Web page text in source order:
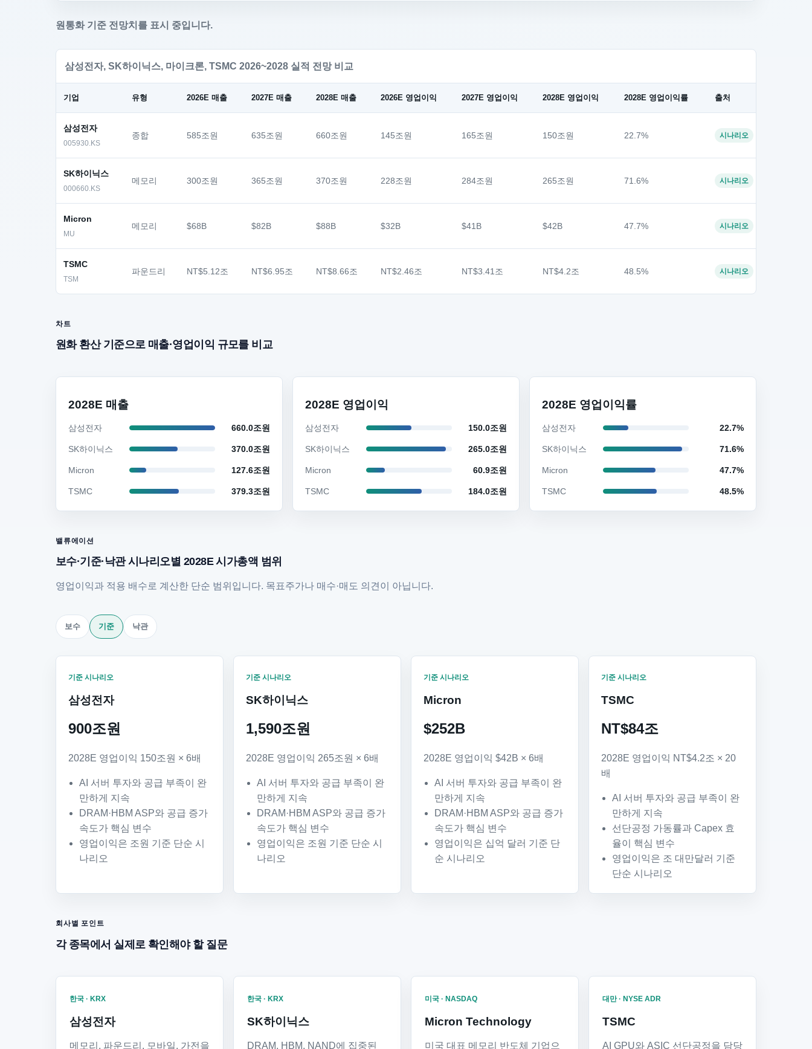
원통화 기준 전망치를 표시 중입니다.
삼성전자, SK하이닉스, 마이크론, TSMC 2026~2028 실적 전망 비교
기업 유형 2026E 매출 2027E 매출 2028E 매출 2026E 영업이익 2027E 영업이익 2028E 영업이익 2028E 영업이익률 출처
삼성전자
005930.KS
종합 585조원 635조원 660조원 145조원 165조원 150조원 22.7% 시나리오
SK하이닉스
000660.KS
메모리 300조원 365조원 370조원 228조원 284조원 265조원 71.6% 시나리오
Micron
MU
메모리 $68B $82B $88B $32B $41B $42B 47.7% 시나리오
TSMC
TSM
파운드리 NT$5.12조 NT$6.95조 NT$8.66조 NT$2.46조 NT$3.41조 NT$4.2조 48.5% 시나리오
차트
원화 환산 기준으로 매출·영업이익 규모를 비교
2028E 매출
삼성전자 660.0조원
SK하이닉스 370.0조원
Micron 127.6조원
TSMC 379.3조원
2028E 영업이익
삼성전자 150.0조원
SK하이닉스 265.0조원
Micron 60.9조원
TSMC 184.0조원
2028E 영업이익률
삼성전자 22.7%
SK하이닉스 71.6%
Micron 47.7%
TSMC 48.5%
밸류에이션
보수·기준·낙관 시나리오별 2028E 시가총액 범위
영업이익과 적용 배수로 계산한 단순 범위입니다. 목표주가나 매수·매도 의견이 아닙니다.
보수 기준 낙관
기준 시나리오
삼성전자
900조원
2028E 영업이익 150조원 × 6배
AI 서버 투자와 공급 부족이 완
만하게 지속
DRAM·HBM ASP와 공급 증가
속도가 핵심 변수
영업이익은 조원 기준 단순 시
나리오
기준 시나리오
SK하이닉스
1,590조원
2028E 영업이익 265조원 × 6배
AI 서버 투자와 공급 부족이 완
만하게 지속
DRAM·HBM ASP와 공급 증가
속도가 핵심 변수
영업이익은 조원 기준 단순 시
나리오
기준 시나리오
Micron
$252B
2028E 영업이익 $42B × 6배
AI 서버 투자와 공급 부족이 완
만하게 지속
DRAM·HBM ASP와 공급 증가
속도가 핵심 변수
영업이익은 십억 달러 기준 단
순 시나리오
기준 시나리오
TSMC
NT$84조
2028E 영업이익 NT$4.2조 × 20
배
AI 서버 투자와 공급 부족이 완
만하게 지속
선단공정 가동률과 Capex 효
율이 핵심 변수
영업이익은 조 대만달러 기준
단순 시나리오
회사별 포인트
각 종목에서 실제로 확인해야 할 질문
한국 · KRX
삼성전자
메모리, 파운드리, 모바일, 가전을
한국 · KRX
SK하이닉스
DRAM, HBM, NAND에 집중된
미국 · NASDAQ
Micron Technology
미국 대표 메모리 반도체 기업으
대만 · NYSE ADR
TSMC
AI GPU와 ASIC 선단공정을 담당